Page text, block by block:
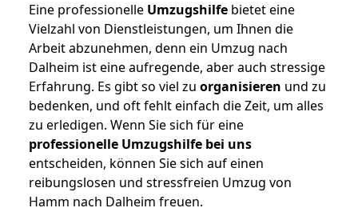
Eine professionelle Umzugshilfe bietet eine
Vielzahl von Dienstleistungen, um Ihnen die
Arbeit abzunehmen, denn ein Umzug nach
Dalheim ist eine aufregende, aber auch stressige
Erfahrung. Es gibt so viel zu organisieren und zu
bedenken, und oft fehlt einfach die Zeit, um alles
zu erledigen. Wenn Sie sich für eine
professionelle Umzugshilfe bei uns
entscheiden, können Sie sich auf einen
reibungslosen und stressfreien Umzug von
Hamm nach Dalheim freuen.